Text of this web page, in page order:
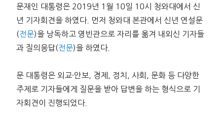
문재인 대통령은 2019년 1월 10일 10시 청와대에서 신
년 기자회견을 하였다. 먼저 청와대 본관에서 신년 연설문
(전문)을 낭독하고 영빈관으로 자리를 옮겨 내외신 기자들
과 질의응답(전문)을 하였다.
문 대통령은 외교·안보, 경제, 정치, 사회, 문화 등 다양한
주제로 기자들에게 질문을 받아 답변을 하는 형식으로 기
자회견이 진행되었다.